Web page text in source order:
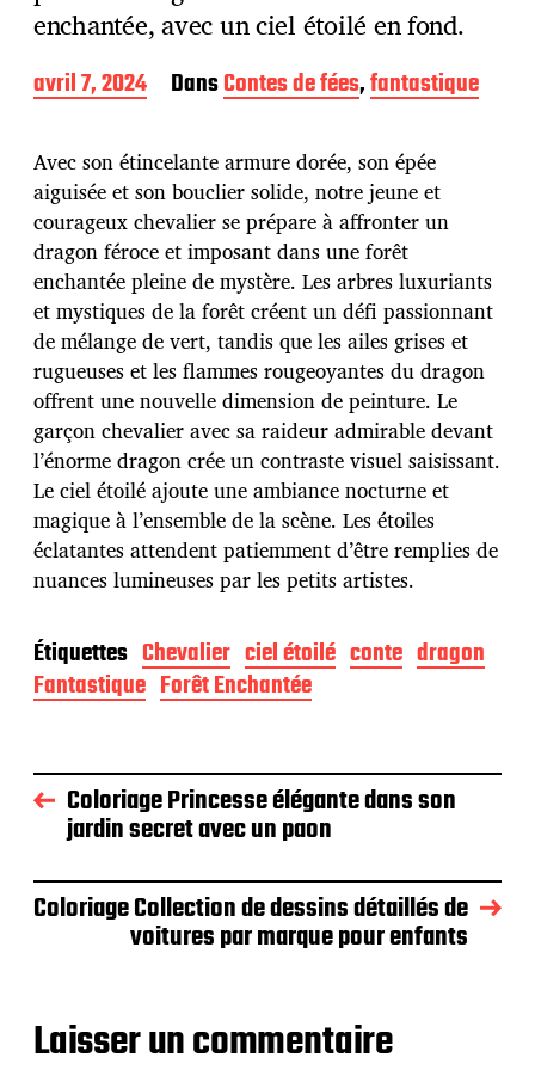
enchantée, avec un ciel étoilé en fond.
D
a
e
d
e
p
u
b
l
i
c
a
t
i
o
n
avril 7, 2024 DansContes de fées,fantastique
Avec son étincelante armure dorée, son épée
aiguisée et son bouclier solide, notre jeune et
courageux chevalier se prépare à affronter un
dragon féroce et imposant dans une forêt
enchantée pleine de mystère. Les arbres luxuriants
et mystiques de la forêt créent un défi passionnant
de mélange de vert, tandis que les ailes grises et
rugueuses et les flammes rougeoyantes du dragon
offrent une nouvelle dimension de peinture. Le
garçon chevalier avec sa raideur admirable devant
l’énorme dragon crée un contraste visuel saisissant.
Le ciel étoilé ajoute une ambiance nocturne et
magique à l’ensemble de la scène. Les étoiles
éclatantes attendent patiemment d’être remplies de
nuances lumineuses par les petits artistes.
Étiquettes Chevalier ciel étoilé conte dragon
Fantastique Forêt Enchantée
Coloriage Princesse élégante dans son
jardin secret avec un paon
Coloriage Collection de dessins détaillés de
voitures par marque pour enfants
Laisser un commentaire